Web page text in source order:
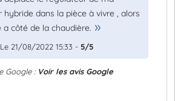
hybride dans la pièce à vivre , alors
a côté de la chaudière.
21/08/2022 15:33 - 5/5
Google : Voir les avis Google